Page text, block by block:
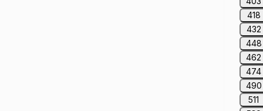
418
432
448
462
474
490
511